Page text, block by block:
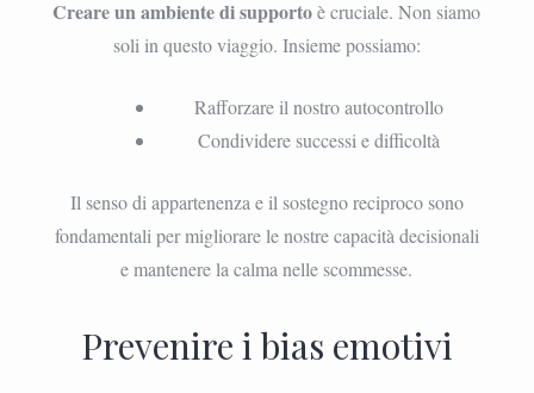
Creare un ambiente di supportoè cruciale. Non siamo
soli in questo viaggio. Insieme possiamo:
Rafforzare il nostro autocontrollo
Condividere successi e difficoltà
Il senso di appartenenza e il sostegno reciproco sono
fondamentali per migliorare le nostre capacità decisionali
e mantenere la calma nelle scommesse.
Prevenire i bias emotivi